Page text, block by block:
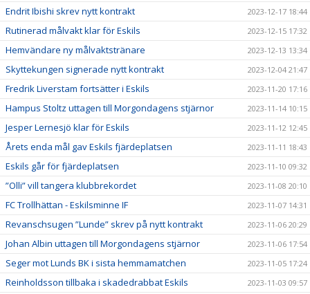
Endrit Ibishi skrev nytt kontrakt 2023-12-17 18:44
Rutinerad målvakt klar för Eskils 2023-12-15 17:32
Hemvändare ny målvaktstränare 2023-12-13 13:34
Skyttekungen signerade nytt kontrakt 2023-12-04 21:47
Fredrik Liverstam fortsätter i Eskils 2023-11-20 17:16
Hampus Stoltz uttagen till Morgondagens stjärnor 2023-11-14 10:15
Jesper Lernesjö klar för Eskils 2023-11-12 12:45
Årets enda mål gav Eskils fjärdeplatsen 2023-11-11 18:43
Eskils går för fjärdeplatsen 2023-11-10 09:32
”Olli” vill tangera klubbrekordet 2023-11-08 20:10
FC Trollhättan - Eskilsminne IF 2023-11-07 14:31
Revanschsugen ”Lunde” skrev på nytt kontrakt 2023-11-06 20:29
Johan Albin uttagen till Morgondagens stjärnor 2023-11-06 17:54
Seger mot Lunds BK i sista hemmamatchen 2023-11-05 17:24
Reinholdsson tillbaka i skadedrabbat Eskils 2023-11-03 09:57